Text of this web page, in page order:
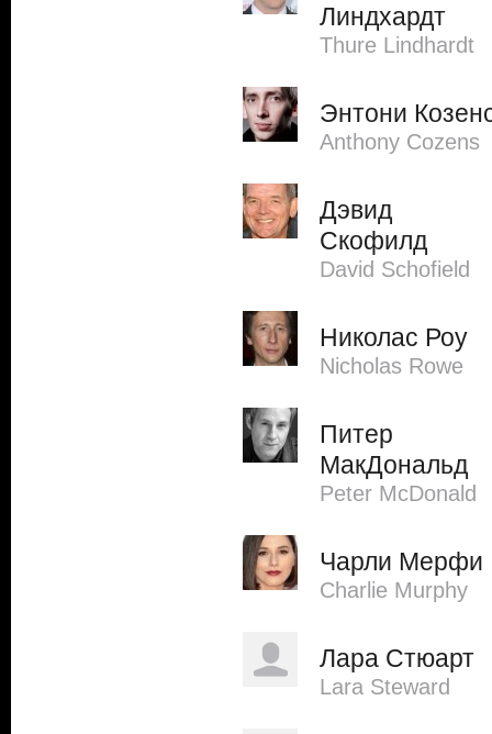
Линдхардт
Thure Lindhardt
Энтони
Anthony Cozens
Дэвид
Скофилд
David Schofield
Николас Роу
Nicholas Rowe
Питер
МакДональд
Peter McDonald
Чарли Мерфи
Charlie Murphy
Лара Стюарт
Lara Steward